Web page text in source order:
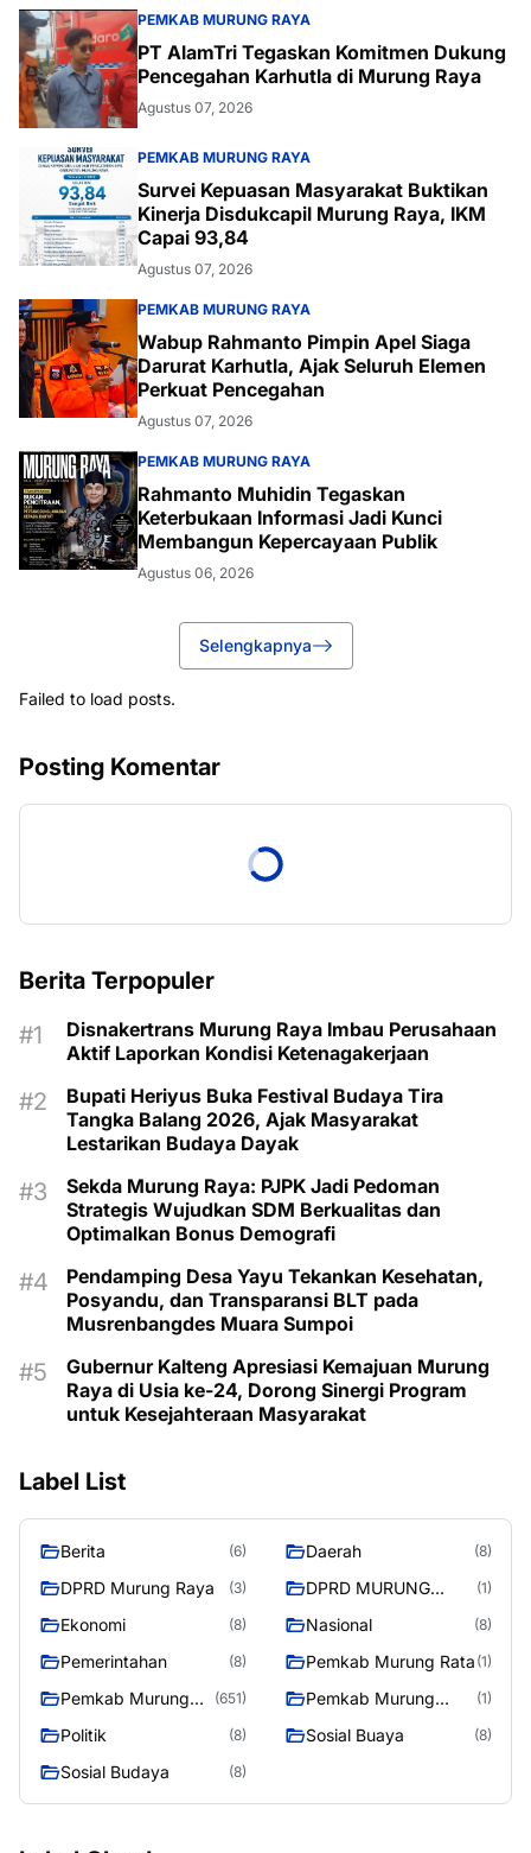
PEMKAB MURUNG RAYA
PT AlamTri Tegaskan Komitmen Dukung
Pencegahan Karhutla di Murung Raya
Agustus 07, 2026
PEMKAB MURUNG RAYA
Survei Kepuasan Masyarakat Buktikan
Kinerja Disdukcapil Murung Raya, IKM
Capai 93,84
Agustus 07, 2026
PEMKAB MURUNG RAYA
Wabup Rahmanto Pimpin Apel Siaga
Darurat Karhutla, Ajak Seluruh Elemen
Perkuat Pencegahan
Agustus 07, 2026
PEMKAB MURUNG RAYA
Rahmanto Muhidin Tegaskan
Keterbukaan Informasi Jadi Kunci
Membangun Kepercayaan Publik
Agustus 06, 2026
Selengkapnya
Failed to load posts.
Posting Komentar
Berita Terpopuler
Disnakertrans Murung Raya Imbau Perusahaan
Aktif Laporkan Kondisi Ketenagakerjaan
Bupati Heriyus Buka Festival Budaya Tira
Tangka Balang 2026, Ajak Masyarakat
Lestarikan Budaya Dayak
Sekda Murung Raya: PJPK Jadi Pedoman
Strategis Wujudkan SDM Berkualitas dan
Optimalkan Bonus Demografi
Pendamping Desa Yayu Tekankan Kesehatan,
Posyandu, dan Transparansi BLT pada
Musrenbangdes Muara Sumpoi
Gubernur Kalteng Apresiasi Kemajuan Murung
Raya di Usia ke-24, Dorong Sinergi Program
untuk Kesejahteraan Masyarakat
Label List
Berita (6) Daerah (8)
DPRD Murung Raya (3)
DPRD MURUNG
(1)
Ekonomi (8) Nasional (8)
Pemerintahan (8) Pemkab Murung Rata (1)
Pemkab Murung
(651)
Pemkab Murung
(1)
Politik (8) Sosial Buaya (8)
Sosial Budaya (8)